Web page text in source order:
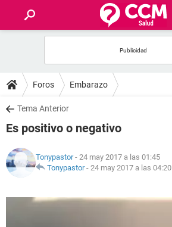
FOROS
SALUD
FAMILIA
NUTRICIÓN
BIENESTAR
Foros Embarazo
Tema Anterior
Es positivo o negativo
Tonypastor- 24 may 2017 a las 01:45
Tonypastor- 24 may 2017 a las 04:20